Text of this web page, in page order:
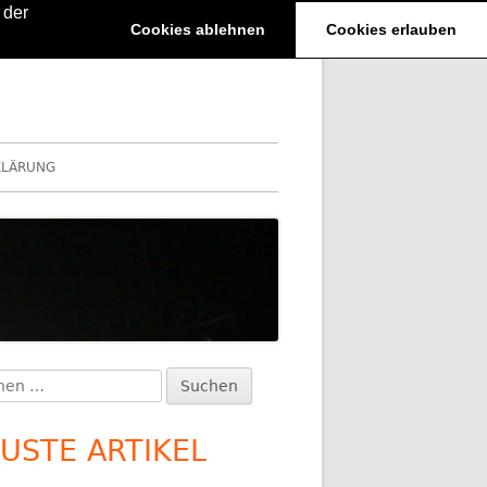
Cookies ablehnen Cookies erlauben
ARTIKEL